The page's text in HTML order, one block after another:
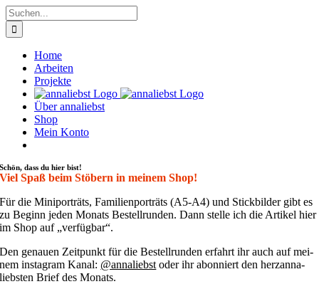
Zum
Inhalt
springen
Suche
nach:
Home
Arbeiten
Projekte
Über annaliebst
Shop
Mein Konto
Schön, dass du hier bist!
Viel Spaß beim Stöbern in meinem Shop!
Für die Mini­por­träts, Fami­li­en­por­träts (A5-A4) und Stick­bil­der gibt es
zu Beginn jeden Monats Bestell­run­den. Dann stel­le ich die Arti­kel hier
im Shop auf „ver­füg­bar“.
Den genau­en Zeit­punkt für die Bestell­run­den erfahrt ihr auch auf mei­
nem insta­gram Kanal: @annaliebst oder ihr abon­niert den her­zan­na­
liebs­ten Brief des Monats.